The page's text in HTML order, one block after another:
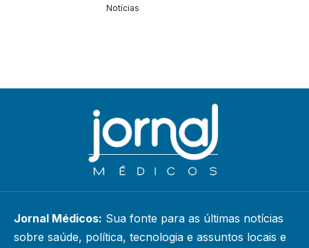
Notícias
Jornal Médicos: Sua fonte para as últimas notícias
sobre saúde, política, tecnologia e assuntos locais e